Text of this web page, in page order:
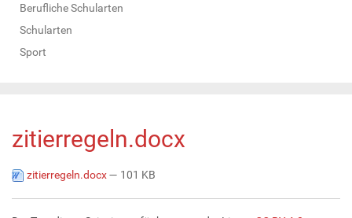
Berufliche Schularten
Schularten
Sport
zitierregeln.docx
zitierregeln.docx— 101 KB